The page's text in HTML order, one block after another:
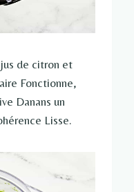
de citron et
Fonctionne,
Danans un
Lisse.